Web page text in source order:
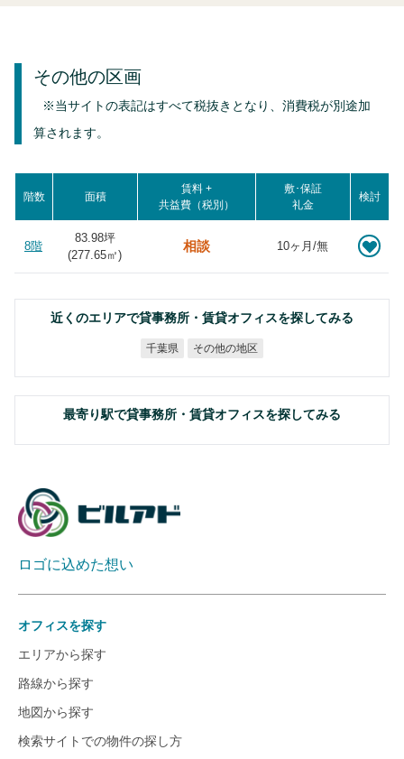
その他の区画
※当サイトの表記はすべて税抜きとなり、消費税が別途加
算されます。
階数 面積
賃料 +
共益費（税別）
敷･保証
礼金
検討
8階
83.98坪
(277.65㎡)
相談 10ヶ月/無
近くのエリアで貸事務所・賃貸オフィスを探してみる
千葉県 その他の地区
最寄り駅で貸事務所・賃貸オフィスを探してみる
ロゴに込めた想い
オフィスを探す
エリアから探す
路線から探す
地図から探す
検索サイトでの物件の探し方